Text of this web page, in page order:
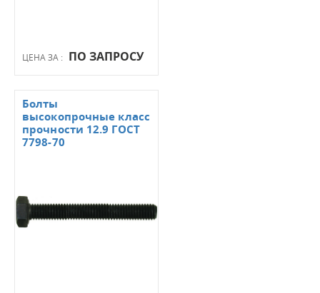
ЦЕНА ЗА : ПО ЗАПРОСУ
Болты
высокопрочные класс
прочности 12.9 ГОСТ
7798-70